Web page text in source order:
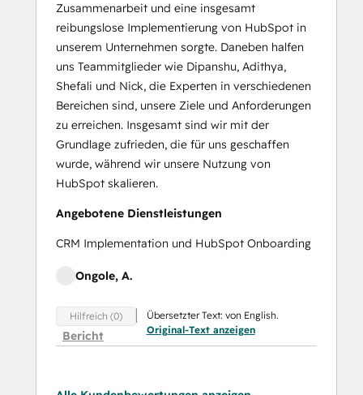
Zusammenarbeit und eine insgesamt
reibungslose Implementierung von HubSpot in
unserem Unternehmen sorgte. Daneben halfen
uns Teammitglieder wie Dipanshu, Adithya,
Shefali und Nick, die Experten in verschiedenen
Bereichen sind, unsere Ziele und Anforderungen
zu erreichen. Insgesamt sind wir mit der
Grundlage zufrieden, die für uns geschaffen
wurde, während wir unsere Nutzung von
HubSpot skalieren.
Angebotene Dienstleistungen
CRM Implementation und HubSpot Onboarding
Ongole, A.
Hilfreich (0)
Bericht
Übersetzter Text: von English.
Original-Text anzeigen